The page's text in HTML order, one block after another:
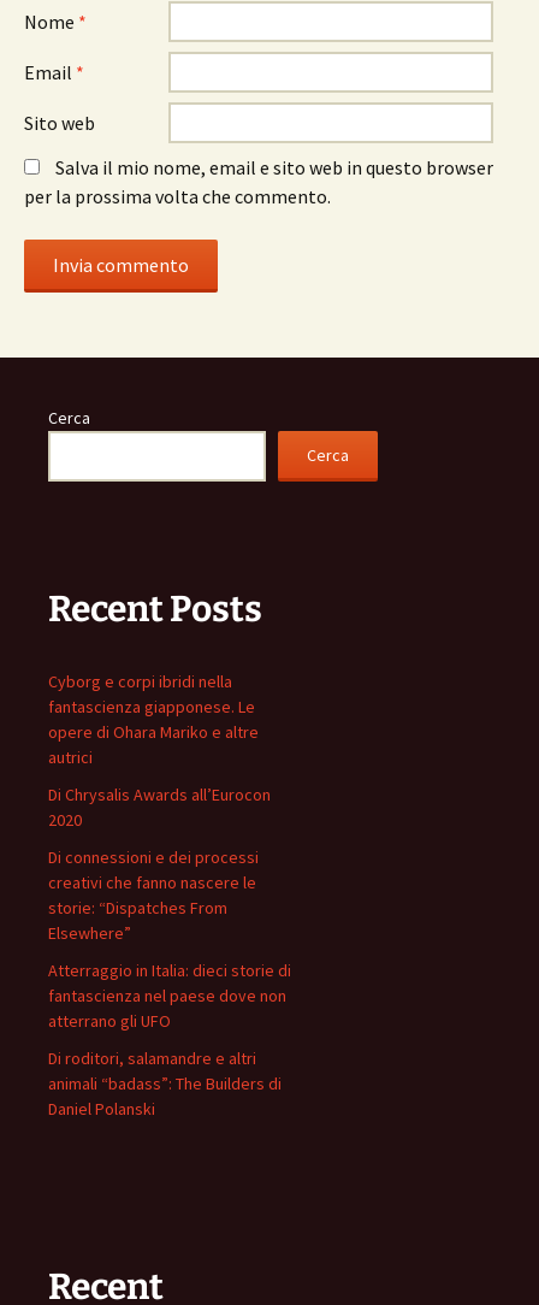
Nome *
Email *
Sito web
Salva il mio nome, email e sito web in questo browser
per la prossima volta che commento.
Cerca
Cerca
Recent Posts
Cyborg e corpi ibridi nella
fantascienza giapponese. Le
opere di Ohara Mariko e altre
autrici
Di Chrysalis Awards all’Eurocon
2020
Di connessioni e dei processi
creativi che fanno nascere le
storie: “Dispatches From
Elsewhere”
Atterraggio in Italia: dieci storie di
fantascienza nel paese dove non
atterrano gli UFO
Di roditori, salamandre e altri
animali “badass”: The Builders di
Daniel Polanski
Recent